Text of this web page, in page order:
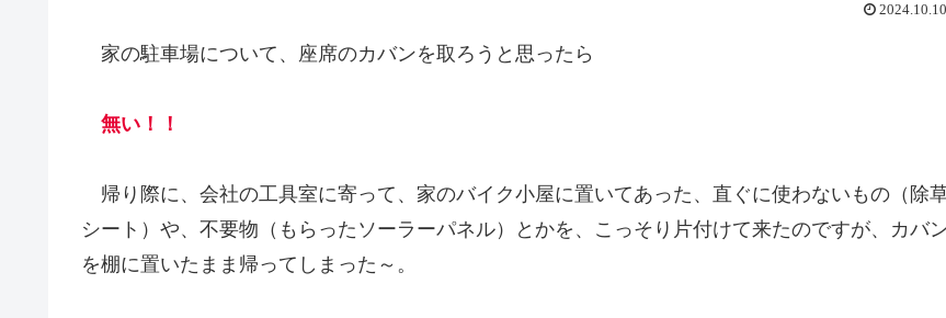
2024.10.10
家の駐車場について、座席のカバンを取ろうと思ったら
無い！！
帰り際に、会社の工具室に寄って、家のバイク小屋に置いてあった、直ぐに使わないもの（除
シート）や、不要物（もらったソーラーパネル）とかを、こっそり片付けて来たのですが、カバ
を棚に置いたまま帰ってしまった～。